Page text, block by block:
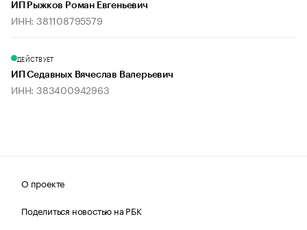
ИП Рыжков Роман Евгеньевич
ИНН: 381108795579
ДЕЙСТВУЕТ
ИП Седавных Вячеслав Валерьевич
ИНН: 383400942963
О проекте
Поделиться новостью на РБК